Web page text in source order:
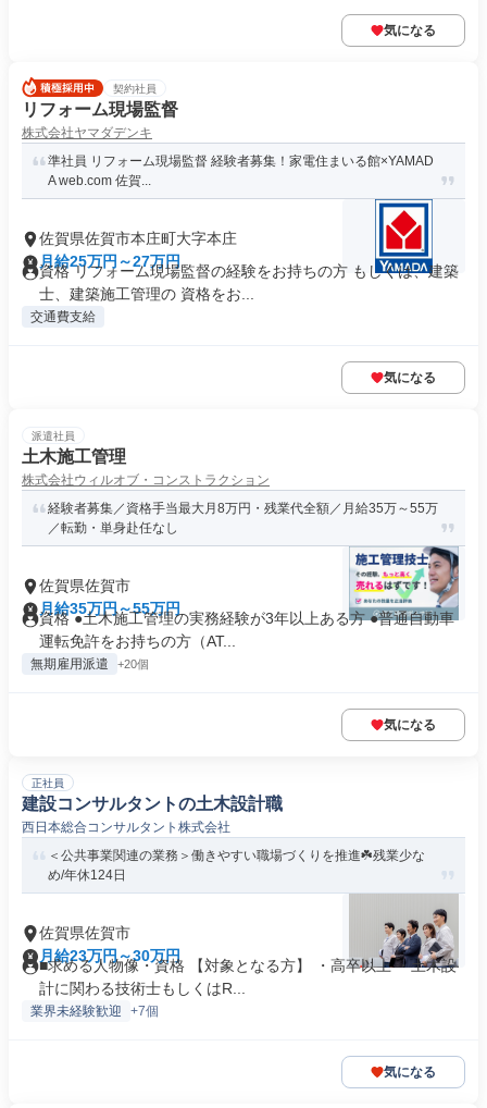
気になる
契約社員
リフォーム現場監督
株式会社ヤマダデンキ
準社員 リフォーム現場監督 経験者募集！家電住まいる館×YAMAD
A web.com 佐賀...
佐賀県佐賀市本庄町大字本庄
月給25万円～27万円
資格 リフォーム現場監督の経験をお持ちの方 もしくは、建築
士、建築施工管理の 資格をお...
交通費支給
気になる
派遣社員
土木施工管理
株式会社ウィルオブ・コンストラクション
経験者募集／資格手当最大月8万円・残業代全額／月給35万～55万
／転勤・単身赴任なし
佐賀県佐賀市
月給35万円～55万円
資格 ●土木施工管理の実務経験が3年以上ある方 ●普通自動車
運転免許をお持ちの方（AT...
無期雇用派遣 +20個
気になる
正社員
建設コンサルタントの土木設計職
西日本総合コンサルタント株式会社
＜公共事業関連の業務＞働きやすい職場づくりを推進☘️残業少な
め/年休124日
佐賀県佐賀市
月給23万円～30万円
■求める人物像・資格 【対象となる方】 ・高卒以上 ・土木設
計に関わる技術士もしくはR...
業界未経験歓迎 +7個
気になる